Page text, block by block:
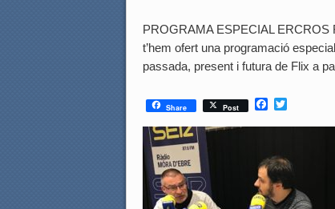
PROGRAMA ESPECIAL ERCROS
t’hem ofert una programació
passada, present i futura de Flix a
Share Post
F
c
b
o
o
k
i
e